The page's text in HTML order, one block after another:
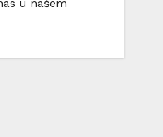
u našem